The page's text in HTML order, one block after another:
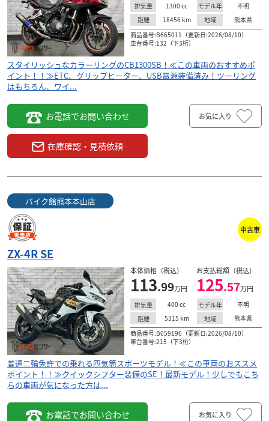
排気量 1300 cc モデル年
不明
距離
18456 km 地域
熊本県
商品番号:B665011（更新日:2026/08/10）
車台番号:132（下3桁）
スタイリッシュなカラーリングのCB1300SB！≪この車両のおすすめポ
イント！！≫ETC、グリップヒーター、USB電源装備済み！ツーリング
はもちろん、ワイ...
お電話でお問い合わせ
在庫確認・見積依頼
お気に入り
バイク館熊本本山店
中古車
ZX-4R SE
本体価格（税込）
113.99万円
お支払総額（税込）
125.57万円
排気量 400 cc モデル年
不明
距離
5315 km 地域
熊本県
商品番号:B659196（更新日:2026/08/10）
車台番号:215（下3桁）
普通二輪免許での乗れる四気筒スポーツモデル！≪この車両のおススメ
ポイント！！≫クイックシフター装備のSE！最新モデル！少しでもこち
らの車両が気になった方は...
お電話でお問い合わせ お気に入り